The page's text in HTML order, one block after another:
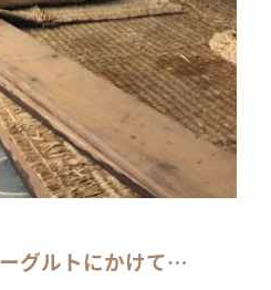
グルトにかけて…